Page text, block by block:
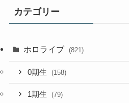
カテゴリー
ホロライブ (821)
0期生 (158)
1期生 (79)